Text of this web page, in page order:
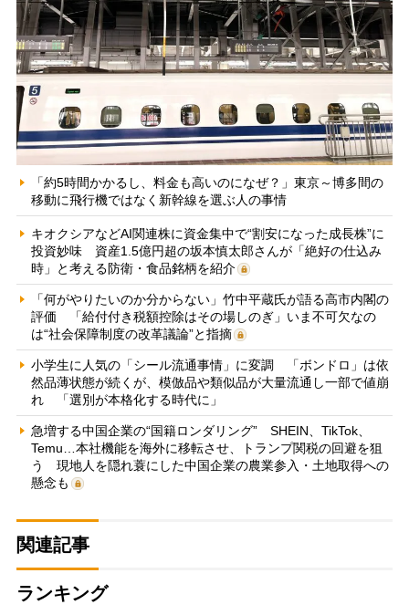
「約5時間かかるし、料金も高いのになぜ？」東京～博多間の
移動に飛行機ではなく新幹線を選ぶ人の事情
キオクシアなどAI関連株に資金集中で“割安になった成長株”に
投資妙味 資産1.5億円超の坂本慎太郎さんが「絶好の仕込み
時」と考える防衛・食品銘柄を紹介
「何がやりたいのか分からない」竹中平蔵氏が語る高市内閣の
評価 「給付付き税額控除はその場しのぎ」いま不可欠なの
は“社会保障制度の改革議論”と指摘
小学生に人気の「シール流通事情」に変調 「ボンドロ」は依
然品薄状態が続くが、模倣品や類似品が大量流通し一部で値崩
れ 「選別が本格化する時代に」
急増する中国企業の“国籍ロンダリング” SHEIN、TikTok、
Temu…本社機能を海外に移転させ、トランプ関税の回避を狙
う 現地人を隠れ蓑にした中国企業の農業参入・土地取得への
懸念も
関連記事
ランキング